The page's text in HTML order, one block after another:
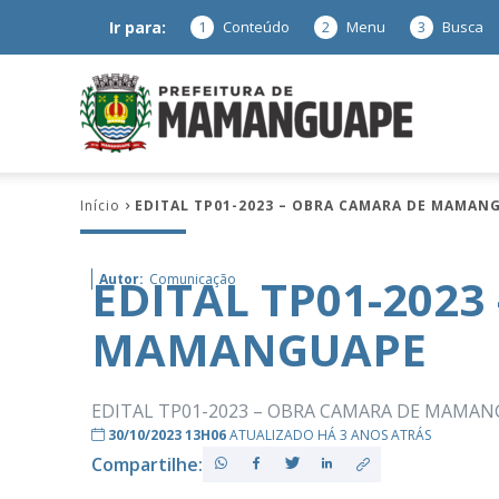
Ir para: 1 Conteúdo 2 Menu 3 Busca
Mamanguape
Início EDITAL TP01-2023 – OBRA CAMARA DE
Autor: Comunicação
EDITAL TP01-
MAMANGUAPE
EDITAL TP01-2023 – OBRA CAMARA DE
30/10/2023 13H06ATUALIZADO HÁ 3 ANOS ATRÁS
Compartilhe: